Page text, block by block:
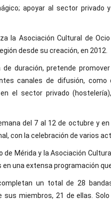
apoyar al sector privado
la Asociación Cultural de
desde su creación, en 2012.
duración, pretende
canales de difusión,
el sector privado
del 7 al 12 de octubre y
con la celebración de varios
de Mérida y la Asociación
una extensa programación
un total de 28
miembros, 21 de ellas.